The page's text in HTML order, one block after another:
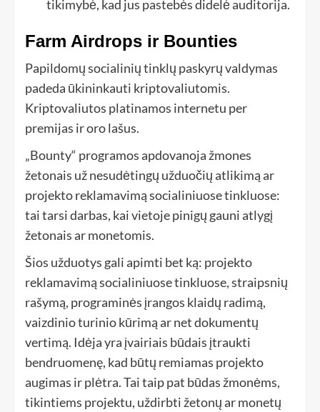
tikimybė, kad jus pastebės didelė auditorija.
Farm Airdrops ir Bounties
Papildomų socialinių tinklų paskyrų valdymas
padeda ūkininkauti kriptovaliutomis.
Kriptovaliutos platinamos internetu per
premijas ir oro lašus.
„Bounty“ programos apdovanoja žmones
žetonais už nesudėtingų užduočių atlikimą ar
projekto reklamavimą socialiniuose tinkluose:
tai tarsi darbas, kai vietoje pinigų gauni atlygį
žetonais ar monetomis.
Šios užduotys gali apimti bet ką: projekto
reklamavimą socialiniuose tinkluose, straipsnių
rašymą, programinės įrangos klaidų radimą,
vaizdinio turinio kūrimą ar net dokumentų
vertimą. Idėja yra įvairiais būdais įtraukti
bendruomenę, kad būtų remiamas projekto
augimas ir plėtra. Tai taip pat būdas žmonėms,
tikintiems projektu, uždirbti žetonų ar monetų